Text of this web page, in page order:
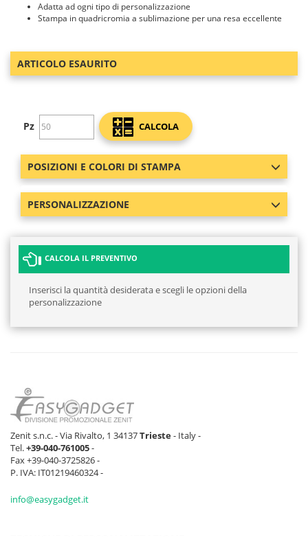
Adatta ad ogni tipo di personalizzazione
Stampa in quadricromia a sublimazione per una resa eccellente
ARTICOLO ESAURITO
Pz CALCOLA
POSIZIONI E COLORI DI STAMPA
PERSONALIZZAZIONE
CALCOLA IL PREVENTIVO
Inserisci la quantità desiderata e scegli le opzioni della
personalizzazione
Zenit s.n.c. - Via Rivalto, 1 34137Trieste- Italy -
Tel.+39-040-761005-
Fax +39-040-3725826 -
P. IVA: IT01219460324 -
info@easygadget.it